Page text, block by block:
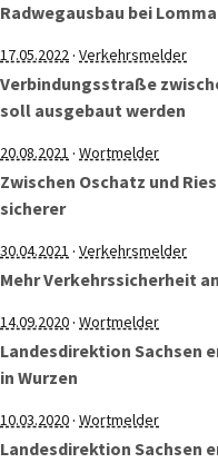
Radwegausbau bei
17.05.2022· Verkehrsmelder
Verbindungsstraße
soll ausgebaut werden
20.08.2021 · Wortmelder
Zwischen Oschatz und
sicherer
30.04.2021 · Verkehrsmelder
Mehr Verkehrssicherheit
14.09.2020· Wortmelder
Landesdirektion Sachsen
in Wurzen
10.03.2020· Wortmelder
Landesdirektion Sachsen